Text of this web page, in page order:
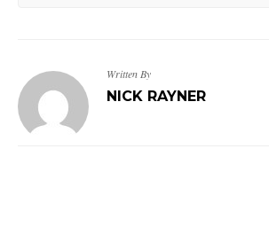
Written By
NICK RAYNER